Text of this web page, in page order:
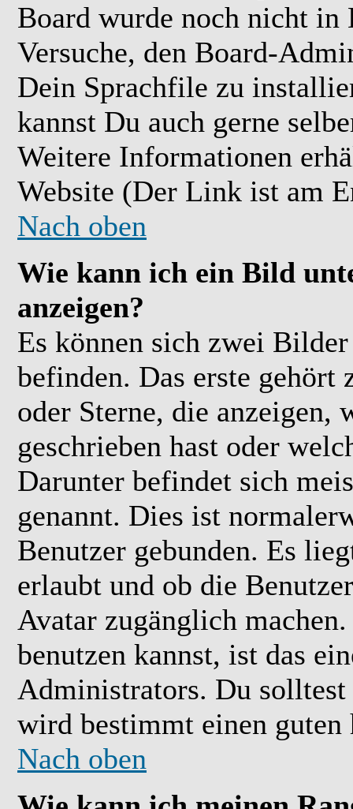
Board wurde noch nicht in
Versuche, den Board-
Dein Sprachfile zu
kannst Du auch gerne
Weitere Informationen
Website (Der Link ist am
Nach oben
Wie kann ich ein Bild
anzeigen?
Es können sich zwei
befinden. Das erste gehört
oder Sterne, die anzeigen,
geschrieben hast oder
Darunter befindet sich
genannt. Dies ist
Benutzer gebunden. Es
erlaubt und ob die
Avatar zugänglich
benutzen kannst, ist das
Administrators. Du
wird bestimmt einen guten
Nach oben